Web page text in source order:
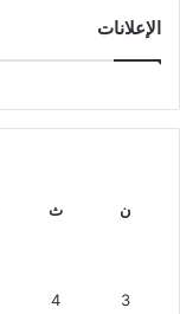
الإعلانات
ن ث
3
4